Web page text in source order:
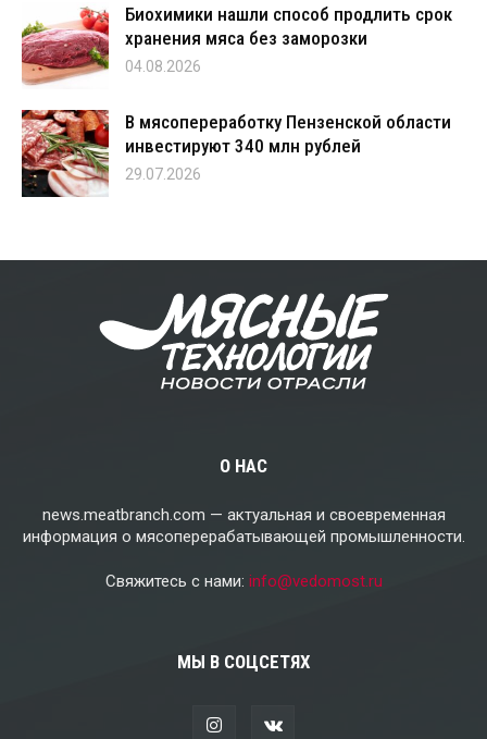
Биохимики нашли способ продлить срок
хранения мяса без заморозки
04.08.2026
В мясопереработку Пензенской области
инвестируют 340 млн рублей
29.07.2026
О НАС
news.meatbranch.com — актуальная и своевременная
информация о мясоперерабатывающей промышленности.
Свяжитесь с нами: info@vedomost.ru
МЫ В СОЦСЕТЯХ